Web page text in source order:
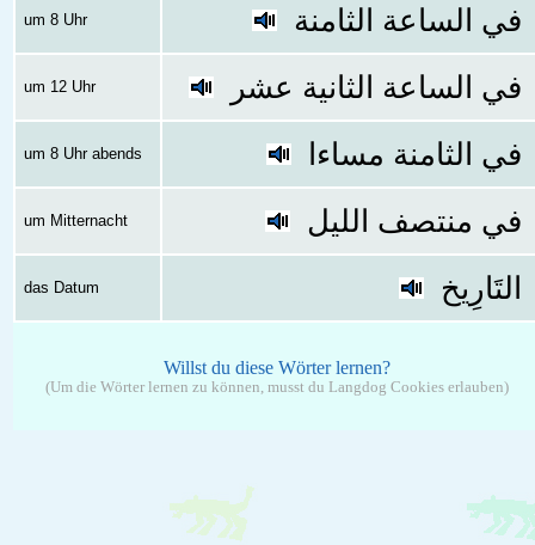
um 8 Uhr في الساعة الثامنة
um 12 Uhr في الساعة الثانية عشر
um 8 Uhr abends في الثامنة مساءا
um Mitternacht في منتصف الليل
das Datum التَارِيخ
Willst du diese Wörter lernen?
(Um die Wörter lernen zu können, musst du Langdog Cookies erlauben)